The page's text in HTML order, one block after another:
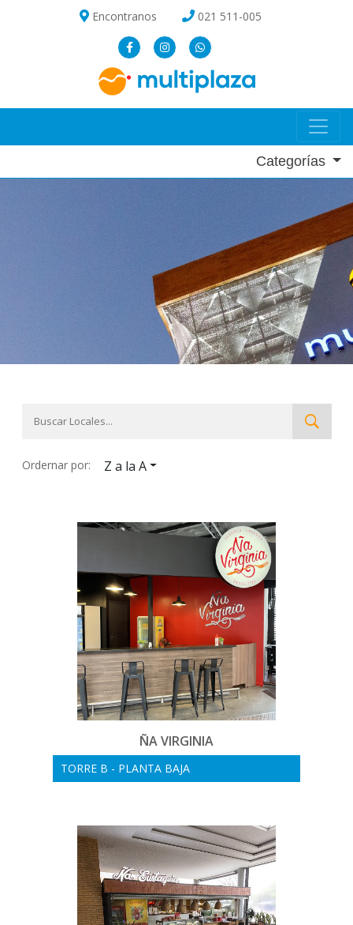
Encontranos 021 511-005
Categorías
Ordernar por: Z a la A
ÑA VIRGINIA
TORRE B - PLANTA BAJA